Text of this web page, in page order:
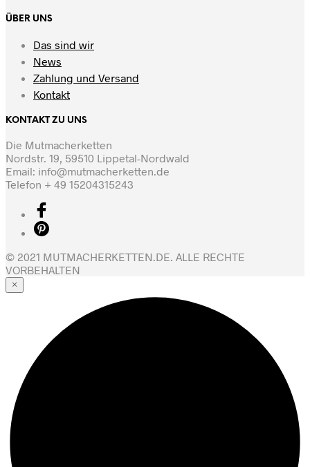
ÜBER UNS
Das sind wir
News
Zahlung und Versand
Kontakt
KONTAKT ZU UNS
Die Mutmacherketten
Nordstr. 19, 59510 Lippetal-Nordwald
Email: info@mutmacherketten.de
Telefon + 49 15204315243
© 2021 MUTMACHERKETTEN.DE. ALLE RECHTE
VORBEHALTEN
×